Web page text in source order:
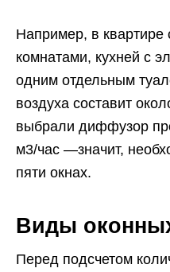
Например, в
комнатами, кухней с
одним отдельным
воздуха составит
выбрали диффузор
м3/час —значит,
пяти окнах.
Виды
Перед подсчетом